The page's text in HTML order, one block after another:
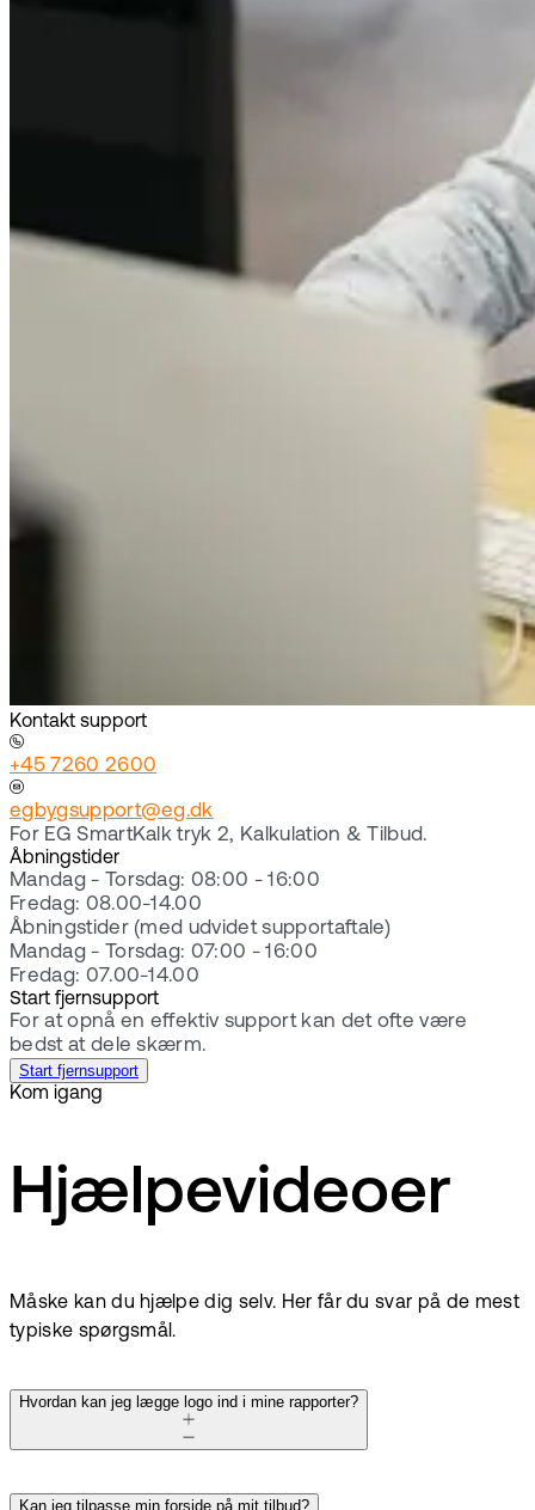
Kontakt support
+45 7260 2600
egbygsupport@eg.dk
For EG SmartKalk tryk 2, Kalkulation & Tilbud.
Åbningstider
Mandag - Torsdag: 08:00 - 16:00
Fredag: 08.00-14.00
Åbningstider (med udvidet supportaftale)
Mandag - Torsdag: 07:00 - 16:00
Fredag: 07.00-14.00
Start fjernsupport
For at opnå en effektiv support kan det ofte være
bedst at dele skærm.
Start fjernsupport
Kom igang
Hjælpevideoer
Måske kan du hjælpe dig selv. Her får du svar på de mest
typiske spørgsmål.
Hvordan kan jeg lægge logo ind i mine rapporter?
Kan jeg tilpasse min forside på mit tilbud?